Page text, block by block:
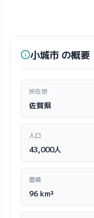
小城市 の概要
所在地
佐賀県
人口
43,000人
面積
96 km²